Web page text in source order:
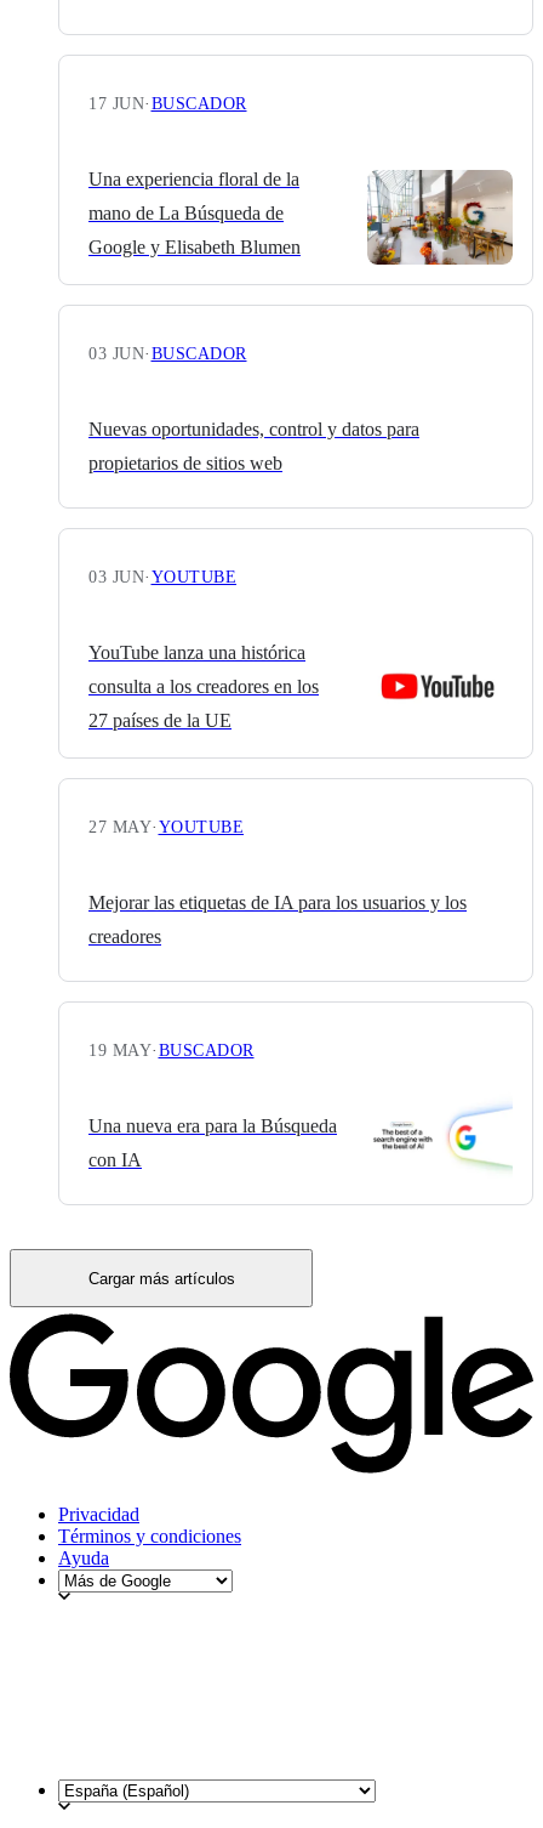
17 JUN· BUSCADOR
Una experiencia floral de la
mano de La Búsqueda de
Google y Elisabeth Blumen
03 JUN· BUSCADOR
Nuevas oportunidades, control y datos para
propietarios de sitios web
03 JUN· YOUTUBE
YouTube lanza una histórica
consulta a los creadores en los
27 países de la UE
27 MAY· YOUTUBE
Mejorar las etiquetas de IA para los usuarios y los
creadores
19 MAY· BUSCADOR
Una nueva era para la Búsqueda
con IA
Cargar más artículos
Privacidad
Términos y condiciones
Ayuda